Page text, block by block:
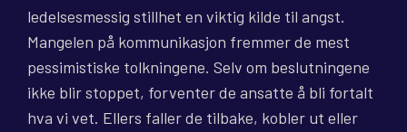
ledelsesmessig stillhet en viktig kilde til angst.
Mangelen på kommunikasjon fremmer de mest
pessimistiske tolkningene. Selv om beslutningene
ikke blir stoppet, forventer de ansatte å bli fortalt
hva vi vet. Ellers faller de tilbake, kobler ut eller